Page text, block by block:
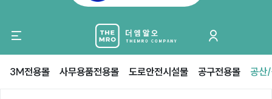
3M전용몰 사무용품전용몰 도로안전시설물 공구전용몰 공산